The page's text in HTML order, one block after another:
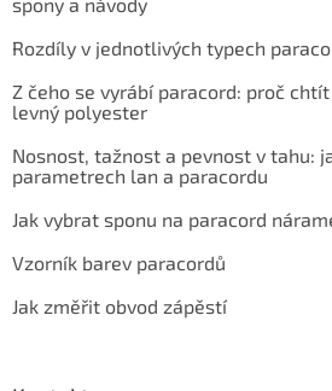
spony a návody
Rozdíly v jednotlivých typech
Z čeho se vyrábí paracord: proč
levný polyester
Nosnost, tažnost a pevnost v tahu:
parametrech lan a paracordu
Jak vybrat sponu na paracord
Vzorník barev paracordů
Jak změřit obvod zápěstí